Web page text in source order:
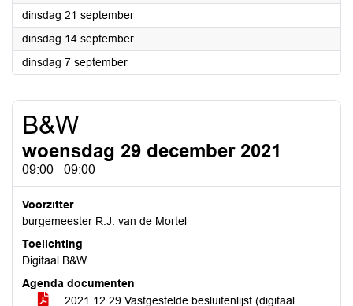
dinsdag 21 september2021
dinsdag 14 september2021
dinsdag 7 september2021
B&W
woensdag 29 december 2021
09:00 - 09:00
Voorzitter
burgemeester R.J. van de Mortel
Toelichting
Digitaal B&W
Agenda documenten
2021.12.29 Vastgestelde besluitenlijst (digitaal